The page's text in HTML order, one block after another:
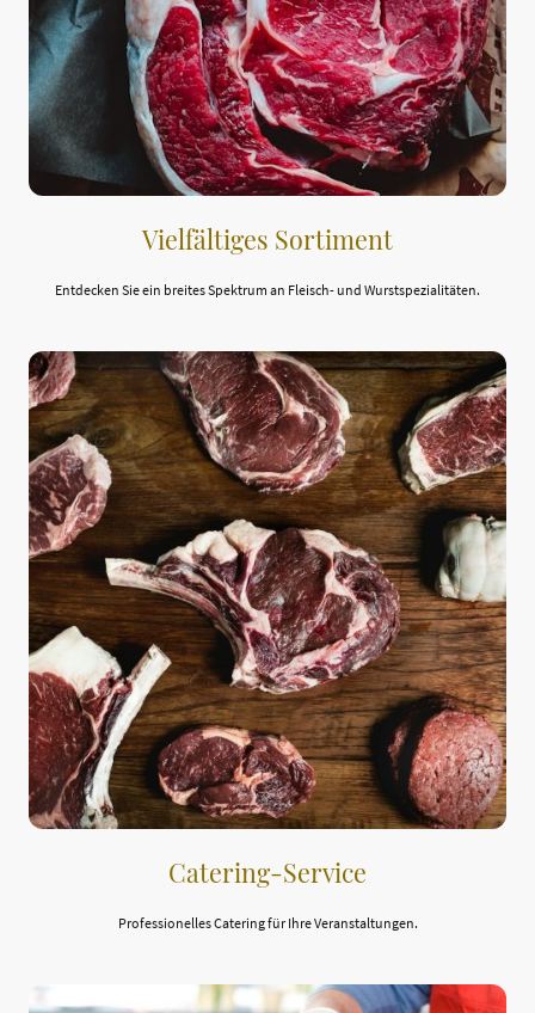
Vielfältiges Sortiment
Entdecken Sie ein breites Spektrum an Fleisch- und Wurstspezialitäten.
Catering-Service
Professionelles Catering für Ihre Veranstaltungen.